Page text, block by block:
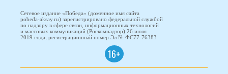
Сетевое издание «Победа» (доменное имя сайта
pobeda-aksay.ru) зарегистрировано федеральной службой
по надзору в сфере связи, информационных технологий
и массовых коммуникаций (Роскомнадзор) 26 июля
2019 года, регистрационный номер Эл № ФС77-76383
16+